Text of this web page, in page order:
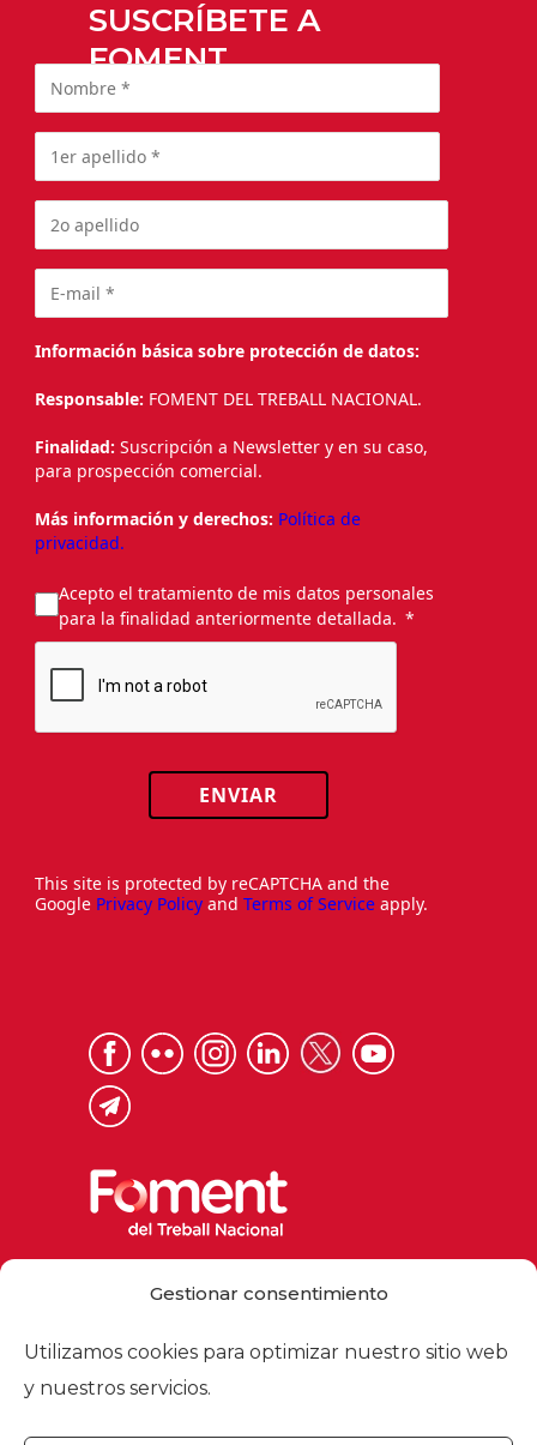
Gestionar consentimiento
Utilizamos cookies para optimizar nuestro sitio web
y nuestros servicios.
SUSCRÍBETE A
FOMENT
Información básica sobre protección de datos:
Responsable: FOMENT DEL TREBALL NACIONAL.
Finalidad: Suscripción a Newsletter y en su caso,
para prospección comercial.
Más información y derechos: Política de
privacidad.
Acepto el tratamiento de mis datos personales
para la finalidad anteriormente detallada.
ENVIAR
This site is protected by reCAPTCHA and the
Google Privacy Policy and Terms of Service apply.
foment@foment.com